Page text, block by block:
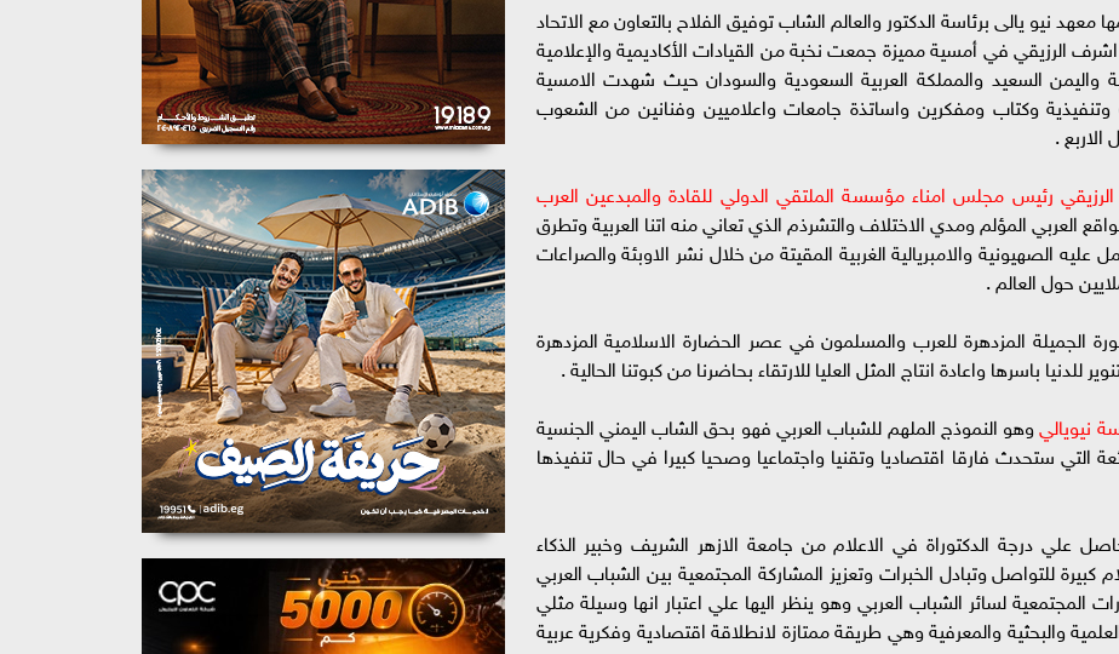
نيو يالى برئاسة الدكتور والعالم الشاب توفيق الفلاح بالتعاون مع الاتحاد
اشرف الرزيقي في أمسية مميزة جمعت نخبة من القيادات الأكاديمية والإعلامية
واليمن السعيد والمملكة العربية السعودية والسودان حيث شهدت الامسية
وكتاب ومفكرين واساتذة جامعات واعلاميين وفنانين من الشعوب
.
رئيس مجلس امناء مؤسسة الملتقي الدولي للقادة والمبدعين العرب
المؤلم ومدي الاختلاف والتشرذم الذي تعاني منه اتنا العربية وتطرق
عليه الصهيونية والامبريالية الغربية المقيتة من خلال نشر الاوبئة والصراعات
حول العالم .
الجميلة المزدهرة للعرب والمسلمون في عصر الحضارة الاسلامية المزدهرة
باسرها واعادة انتاج المثل العليا للارتقاء بحاضرنا من كبوتنا الحالية .
نيوياليوهو النموذج الملهم للشباب العربي فهو بحق الشاب اليمني الجنسية
التي ستحدث فارقا اقتصاديا وتقنيا واجتماعيا وصحيا كبيرا في حال تنفيذها
علي درجة الدكتوراة في الاعلام من جامعة الازهر الشريف وخبير الذكاء
للتواصل وتبادل الخبرات وتعزيز المشاركة المجتمعية بين الشباب العربي
المجتمعية لسائر الشباب العربي وهو ينظر اليها علي اعتبار انها وسيلة مثلي
والبحثية والمعرفية وهي طريقة ممتازة لانطلاقة اقتصادية وفكرية عربية